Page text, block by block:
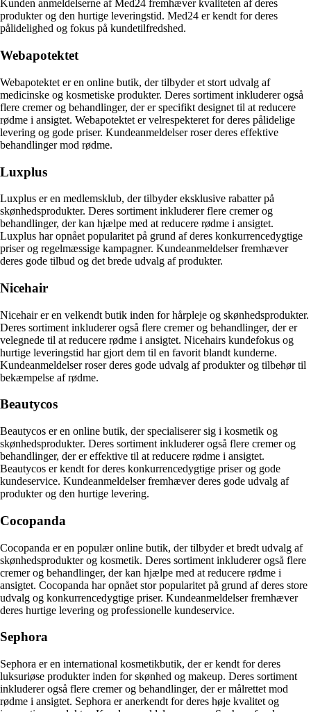
Kunden anmeldelserne af Med24 fremhæver kvaliteten af deres
produkter og den hurtige leveringstid. Med24 er kendt for deres
pålidelighed og fokus på kundetilfredshed.
Webapotektet
Webapotektet er en online butik, der tilbyder et stort udvalg af
medicinske og kosmetiske produkter. Deres sortiment inkluderer også
flere cremer og behandlinger, der er specifikt designet til at reducere
rødme i ansigtet. Webapotektet er velrespekteret for deres pålidelige
levering og gode priser. Kundeanmeldelser roser deres effektive
behandlinger mod rødme.
Luxplus
Luxplus er en medlemsklub, der tilbyder eksklusive rabatter på
skønhedsprodukter. Deres sortiment inkluderer flere cremer og
behandlinger, der kan hjælpe med at reducere rødme i ansigtet.
Luxplus har opnået popularitet på grund af deres konkurrencedygtige
priser og regelmæssige kampagner. Kundeanmeldelser fremhæver
deres gode tilbud og det brede udvalg af produkter.
Nicehair
Nicehair er en velkendt butik inden for hårpleje og skønhedsprodukter.
Deres sortiment inkluderer også flere cremer og behandlinger, der er
velegnede til at reducere rødme i ansigtet. Nicehairs kundefokus og
hurtige leveringstid har gjort dem til en favorit blandt kunderne.
Kundeanmeldelser roser deres gode udvalg af produkter og tilbehør til
bekæmpelse af rødme.
Beautycos
Beautycos er en online butik, der specialiserer sig i kosmetik og
skønhedsprodukter. Deres sortiment inkluderer også flere cremer og
behandlinger, der er effektive til at reducere rødme i ansigtet.
Beautycos er kendt for deres konkurrencedygtige priser og gode
kundeservice. Kundeanmeldelser fremhæver deres gode udvalg af
produkter og den hurtige levering.
Cocopanda
Cocopanda er en populær online butik, der tilbyder et bredt udvalg af
skønhedsprodukter og kosmetik. Deres sortiment inkluderer også flere
cremer og behandlinger, der kan hjælpe med at reducere rødme i
ansigtet. Cocopanda har opnået stor popularitet på grund af deres store
udvalg og konkurrencedygtige priser. Kundeanmeldelser fremhæver
deres hurtige levering og professionelle kundeservice.
Sephora
Sephora er en international kosmetikbutik, der er kendt for deres
luksuriøse produkter inden for skønhed og makeup. Deres sortiment
inkluderer også flere cremer og behandlinger, der er målrettet mod
rødme i ansigtet. Sephora er anerkendt for deres høje kvalitet og